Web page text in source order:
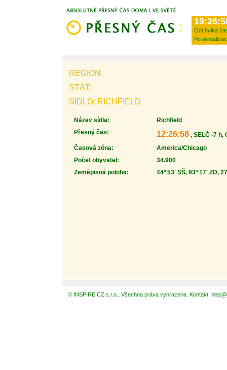
Odchylka
Po
REGION:
STÁT:
SÍDLO: RICHFIELD
Název sídla:
Richfield
Přesný čas:
12:26:58 , SELČ -7 h,
Časová zóna:
America/Chicago
Počet obyvatel:
34.900
Zeměpisná poloha:
44º 53' SŠ, 93º 17' ZD,
© INSPIRE CZ s.r.o., Všechna práva vyhrazena. Kontakt: